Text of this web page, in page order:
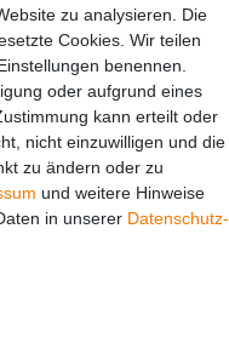
zu analysieren. Die
Cookies. Wir teilen
benennen.
oder aufgrund eines
kann erteilt oder
nicht einzuwilligen und die
zu ändern oder zu
und weitere Hinweise
in unserer Daten­schutz­